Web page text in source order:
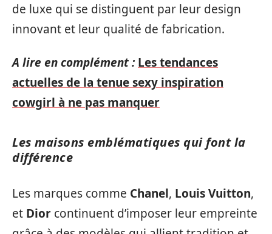
de luxe qui se distinguent par leur design
innovant et leur qualité de fabrication.
A lire en complément : Les tendances
actuelles de la tenue sexy inspiration
cowgirl à ne pas manquer
Les maisons emblématiques qui font la
différence
Les marques comme Chanel, Louis Vuitton,
et Dior continuent d’imposer leur empreinte